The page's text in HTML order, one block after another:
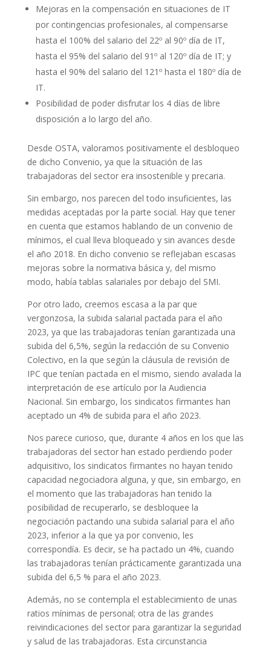
Mejoras en la compensación en situaciones de IT
por contingencias profesionales, al compensarse
hasta el 100% del salario del 22º al 90º día de IT,
hasta el 95% del salario del 91º al 120º día de IT; y
hasta el 90% del salario del 121º hasta el 180º día de
IT.
Posibilidad de poder disfrutar los 4 días de libre
disposición a lo largo del año.
Desde OSTA, valoramos positivamente el desbloqueo
de dicho Convenio, ya que la situación de las
trabajadoras del sector era insostenible y precaria.
Sin embargo, nos parecen del todo insuficientes, las
medidas aceptadas por la parte social. Hay que tener
en cuenta que estamos hablando de un convenio de
mínimos, el cual lleva bloqueado y sin avances desde
el año 2018. En dicho convenio se reflejaban escasas
mejoras sobre la normativa básica y, del mismo
modo, había tablas salariales por debajo del SMI.
Por otro lado, creemos escasa a la par que
vergonzosa, la subida salarial pactada para el año
2023, ya que las trabajadoras tenían garantizada una
subida del 6,5%, según la redacción de su Convenio
Colectivo, en la que según la cláusula de revisión de
IPC que tenían pactada en el mismo, siendo avalada la
interpretación de ese artículo por la Audiencia
Nacional. Sin embargo, los sindicatos firmantes han
aceptado un 4% de subida para el año 2023.
Nos parece curioso, que, durante 4 años en los que las
trabajadoras del sector han estado perdiendo poder
adquisitivo, los sindicatos firmantes no hayan tenido
capacidad negociadora alguna, y que, sin embargo, en
el momento que las trabajadoras han tenido la
posibilidad de recuperarlo, se desbloquee la
negociación pactando una subida salarial para el año
2023, inferior a la que ya por convenio, les
correspondía. Es decir, se ha pactado un 4%, cuando
las trabajadoras tenían prácticamente garantizada una
subida del 6,5 % para el año 2023.
Además, no se contempla el establecimiento de unas
ratios mínimas de personal; otra de las grandes
reivindicaciones del sector para garantizar la seguridad
y salud de las trabajadoras. Esta circunstancia